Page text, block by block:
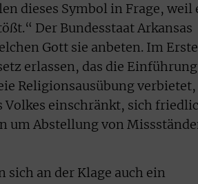
dieses Symbol in Frage, weil
Der Bundesstaat Arkansas
Gott sie anbeten. Im
erlassen, das die Einführung
Religionsausübung verbietet,
Volkes einschränkt, sich
um Abstellung von
an der Klage auch ein